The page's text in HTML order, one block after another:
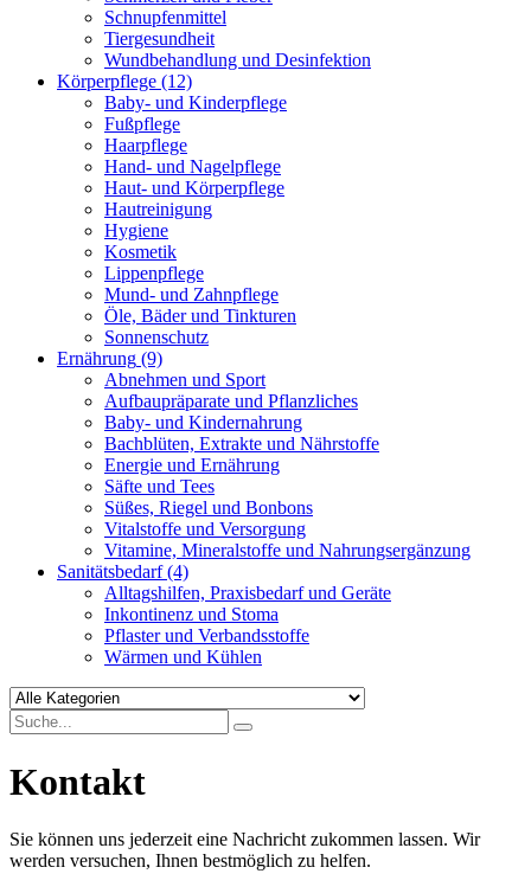
Schnupfenmittel
Tiergesundheit
Wundbehandlung und Desinfektion
Körperpflege (12)
Baby- und Kinderpflege
Fußpflege
Haarpflege
Hand- und Nagelpflege
Haut- und Körperpflege
Hautreinigung
Hygiene
Kosmetik
Lippenpflege
Mund- und Zahnpflege
Öle, Bäder und Tinkturen
Sonnenschutz
Ernährung (9)
Abnehmen und Sport
Aufbaupräparate und Pflanzliches
Baby- und Kindernahrung
Bachblüten, Extrakte und Nährstoffe
Energie und Ernährung
Säfte und Tees
Süßes, Riegel und Bonbons
Vitalstoffe und Versorgung
Vitamine, Mineralstoffe und Nahrungsergänzung
Sanitätsbedarf(4)
Alltagshilfen, Praxisbedarf und Geräte
Inkontinenz und Stoma
Pflaster und Verbandsstoffe
Wärmen und Kühlen
Kontakt
Sie können uns jederzeit eine Nachricht zukommen lassen. Wir
werden versuchen, Ihnen bestmöglich zu helfen.